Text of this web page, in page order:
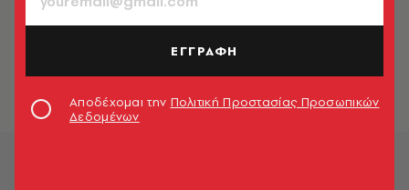
ΕΛΛΑΔΑ
Τι ώρα ξεκινούν να λειτουργούν
σήμερα μετρό, ΗΣΑΠ και τραμ
Newsroom
ΕΓΓΡΑΦΗ
Αποδέχομαι την Πολιτική Προστασίας Προσωπικών
Δεδομένων